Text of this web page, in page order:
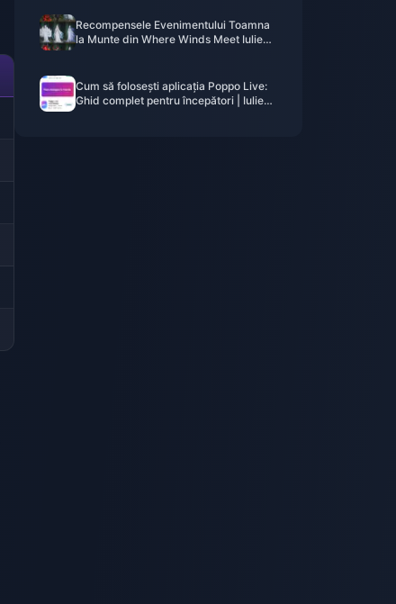
Recompensele Evenimentului Toamna
la Munte din Where Winds Meet Iulie
Cum să folosești aplicația Poppo Live:
Ghid complet pentru începători | Iulie